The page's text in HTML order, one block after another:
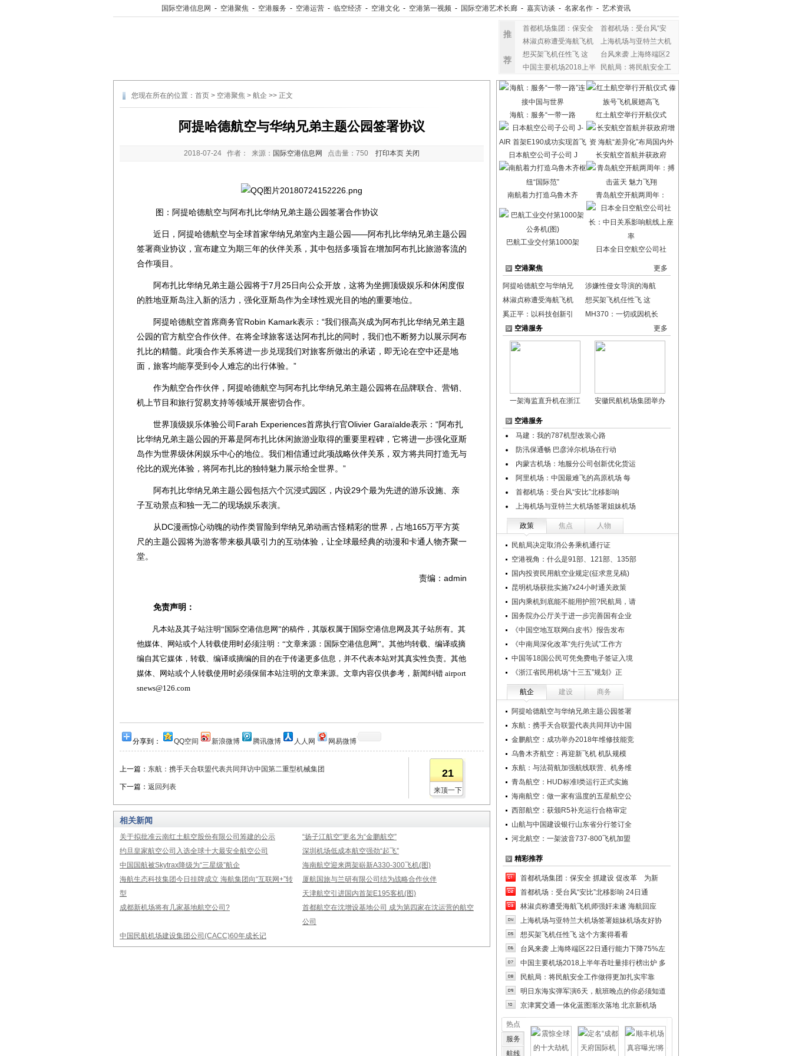
国际空港信息网 - 空港聚焦 - 空港服务 - 空港运营 - 临空经济 - 空港文化 - 空港第一视频 - 国际空港艺术长廊 - 嘉宾访谈 - 名家名作 - 艺术资讯
推
荐
首都机场集团：保安全
首都机场：受台风“安
林淑贞称遭受海航飞机
上海机场与亚特兰大机
想买架飞机任性飞 这
台风来袭 上海终端区2
中国主要机场2018上半
民航局：将民航安全工
您现在所在的位置： 首页 > 空港聚焦 > 航企 >> 正文
阿提哈德航空与华纳兄弟主题公园签署协议
2018-07-24 作者： 来源： 国际空港信息网 点击量： 750 打印本页 关闭
图：阿提哈德航空与阿布扎比华纳兄弟主题公园签署合作协议
近日，阿提哈德航空与全球首家华纳兄弟室内主题公园——阿布扎比华纳兄弟主题公园
签署商业协议，宣布建立为期三年的伙伴关系，其中包括多项旨在增加阿布扎比旅游客流的
合作项目。
阿布扎比华纳兄弟主题公园将于7月25日向公众开放，这将为坐拥顶级娱乐和休闲度假
的胜地亚斯岛注入新的活力，强化亚斯岛作为全球性观光目的地的重要地位。
阿提哈德航空首席商务官Robin Kamark表示：“我们很高兴成为阿布扎比华纳兄弟主题
公园的官方航空合作伙伴。在将全球旅客送达阿布扎比的同时，我们也不断努力以展示阿布
扎比的精髓。此项合作关系将进一步兑现我们对旅客所做出的承诺，即无论在空中还是地
面，旅客均能享受到令人难忘的出行体验。”
作为航空合作伙伴，阿提哈德航空与阿布扎比华纳兄弟主题公园将在品牌联合、营销、
机上节目和旅行贸易支持等领域开展密切合作。
世界顶级娱乐体验公司Farah Experiences首席执行官Olivier Garaïalde表示：“阿布扎
比华纳兄弟主题公园的开幕是阿布扎比休闲旅游业取得的重要里程碑，它将进一步强化亚斯
岛作为世界级休闲娱乐中心的地位。我们相信通过此项战略伙伴关系，双方将共同打造无与
伦比的观光体验，将阿布扎比的独特魅力展示给全世界。”
阿布扎比华纳兄弟主题公园包括六个沉浸式园区，内设29个最为先进的游乐设施、亲
子互动景点和独一无二的现场娱乐表演。
从DC漫画惊心动魄的动作类冒险到华纳兄弟动画古怪精彩的世界，占地165万平方英
尺的主题公园将为游客带来极具吸引力的互动体验，让全球最经典的动漫和卡通人物齐聚一
堂。
责编：admin
免责声明：
凡本站及其子站注明“国际空港信息网”的稿件，其版权属于国际空港信息网及其子站所有。其
他媒体、网站或个人转载使用时必须注明：“文章来源：国际空港信息网”。其他均转载、编译或摘
编自其它媒体，转载、编译或摘编的目的在于传递更多信息，并不代表本站对其真实性负责。其他
媒体、网站或个人转载使用时必须保留本站注明的文章来源。文章内容仅供参考，新闻纠错 airport
snews@126.com
分享到： QQ空间 新浪微博 腾讯微博 人人网 网易微博
上一篇： 东航：携手天合联盟代表共同拜访中国第二重型机械集团
下一篇： 返回列表
21
来顶一下
相关新闻
关于拟批准云南红土航空股份有限公司筹建的公示
“扬子江航空”更名为“金鹏航空”
约旦皇家航空公司入选全球十大最安全航空公司
深圳机场低成本航空强劲“起飞”
中国国航被Skytrax降级为“三星级”航企
海南航空迎来两架崭新A330-300飞机(图)
海航生态科技集团今日挂牌成立 海航集团向“互联网+”转
型
厦航国旅与兰研有限公司结为战略合作伙伴
天津航空引进国内首架E195客机(图)
成都新机场将有几家基地航空公司?
首都航空在沈增设基地公司 成为第四家在沈运营的航空
公司
中国民航机场建设集团公司(CACC)60年成长记
海航：服务“一带一路 红土航空举行开航仪式
日本航空公司子公司 J 长安航空首航并获政府
南航着力打造乌鲁木齐 青岛航空开航两周年：
巴航工业交付第1000架
日本全日空航空公司社
空港聚焦 更多
阿提哈德航空与华纳兄
涉嫌性侵女导演的海航
林淑贞称遭受海航飞机
想买架飞机任性飞 这
奚正平：以科技创新引
MH370：一切或因机长
空港服务
更多
一架海监直升机在浙江 安徽民航机场集团举办
空港服务
马建：我的787机型改装心路
防汛保通畅 巴彦淖尔机场在行动
内蒙古机场：地服分公司创新优化货运
阿里机场：中国最难飞的高原机场 每
首都机场：受台风“安比”北移影响
上海机场与亚特兰大机场签署姐妹机场
政策 焦点 人物
民航局决定取消公务乘机通行证
空港视角：什么是91部、121部、135部
国内投资民用航空业规定(征求意见稿)
昆明机场获批实施7x24小时通关政策
国内乘机到底能不能用护照?民航局，请
国务院办公厅关于进一步完善国有企业
《中国空地互联网白皮书》报告发布
《中南局深化改革“先行先试”工作方
中国等18国公民可凭免费电子签证入境
《浙江省民用机场“十三五”规划》正
航企 建设 商务
阿提哈德航空与华纳兄弟主题公园签署
东航：携手天合联盟代表共同拜访中国
金鹏航空：成功举办2018年维修技能竞
乌鲁木齐航空：再迎新飞机 机队规模
东航：与法荷航加强航线联营、机务维
青岛航空：HUD标准I类运行正式实施
海南航空：做一家有温度的五星航空公
西部航空：获颁R5补充运行合格审定
山航与中国建设银行山东省分行签订全
河北航空：一架波音737-800飞机加盟
精彩推荐
首都机场集团：保安全 抓建设 促改革 为新
首都机场：受台风“安比”北移影响 24日通
林淑贞称遭受海航飞机师强奸未遂 海航回应
上海机场与亚特兰大机场签署姐妹机场友好协
想买架飞机任性飞 这个方案得看看
台风来袭 上海终端区22日通行能力下降75%左
中国主要机场2018上半年吞吐量排行榜出炉 多
民航局：将民航安全工作做得更加扎实牢靠
明日东海实弹军演6天，航班晚点的你必须知道
京津冀交通一体化蓝图渐次落地 北京新机场
热点
服务
航线